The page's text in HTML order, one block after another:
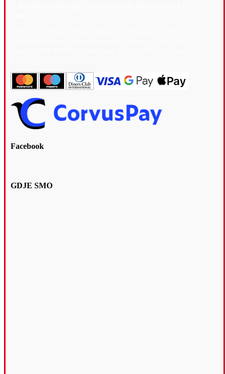
Facebook
GDJE SMO